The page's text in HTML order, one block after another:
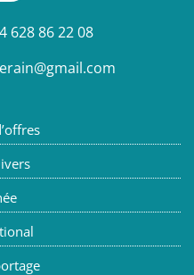
628 86 22 08